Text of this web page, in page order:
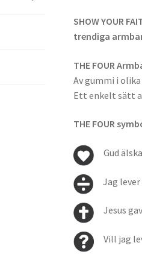
SHOW YOUR
trendiga
THE FOUR
Av gummi i
Ett enkelt sätt
THE FOUR
Gud
Jag lever
Jesus
Vill jag